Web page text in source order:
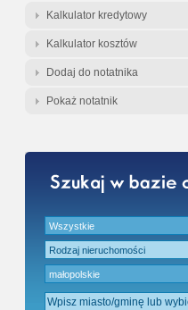
Kalkulator kredytowy
Kalkulator kosztów
Dodaj do notatnika
Pokaż notatnik